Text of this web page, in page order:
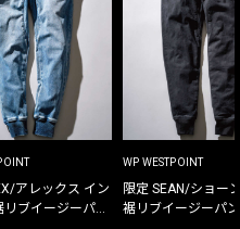
アレックス イン
ブイージーパン
WP WESTPOINT
限定 SEAN/ショー
裾リブイージーパ